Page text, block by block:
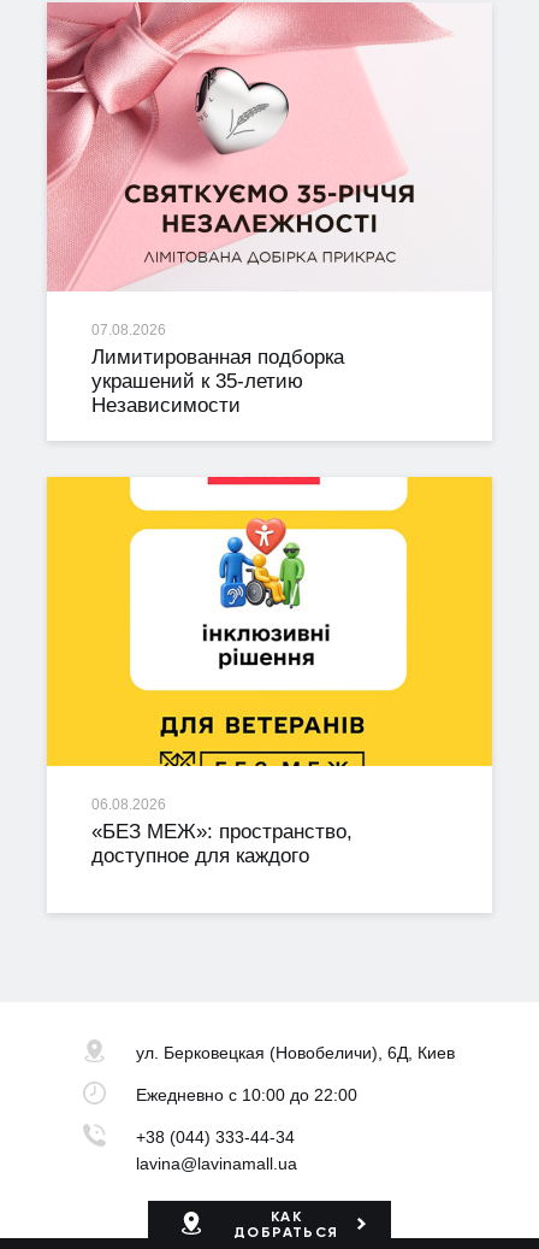
07.08.2026
Лимитированная подборка
украшений к 35-летию
Независимости
06.08.2026
«БЕЗ МЕЖ»: пространство,
доступное для каждого
ул. Берковецкая (Новобеличи), 6Д, Киев
Ежедневнос 10:00 до 22:00
+38 (044) 333-44-34
lavina@lavinamall.ua
КАК
ДОБРАТЬСЯ